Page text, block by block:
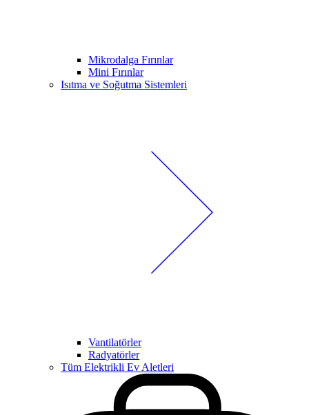
Mikrodalga Fırınlar
Mini Fırınlar
Isıtma ve Soğutma Sistemleri
Vantilatörler
Radyatörler
Tüm Elektrikli Ev Aletleri